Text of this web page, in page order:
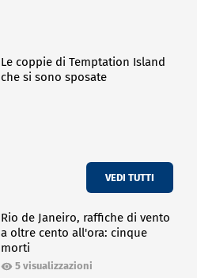
Le coppie di Temptation Island
che si sono sposate
VEDI TUTTI
Rio de Janeiro, raffiche di vento
a oltre cento all'ora: cinque
morti
5 visualizzazioni